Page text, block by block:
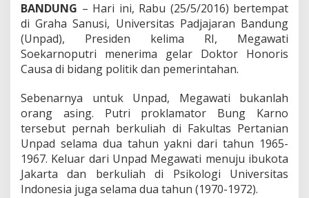
e
l
r
D
o
o
r
H
o
n
o
r
BANDUNG – Hari ini, Rabu (25/5/2016) bertempat
di Graha Sanusi, Universitas Padjajaran Bandung
(Unpad), Presiden kelima RI, Megawati
Soekarnoputri menerima gelar Doktor Honoris
Causa di bidang politik dan pemerintahan.
Sebenarnya untuk Unpad, Megawati bukanlah
orang asing. Putri proklamator Bung Karno
tersebut pernah berkuliah di Fakultas Pertanian
Unpad selama dua tahun yakni dari tahun 1965-
1967. Keluar dari Unpad Megawati menuju ibukota
Jakarta dan berkuliah di Psikologi Universitas
Indonesia juga selama dua tahun (1970-1972).